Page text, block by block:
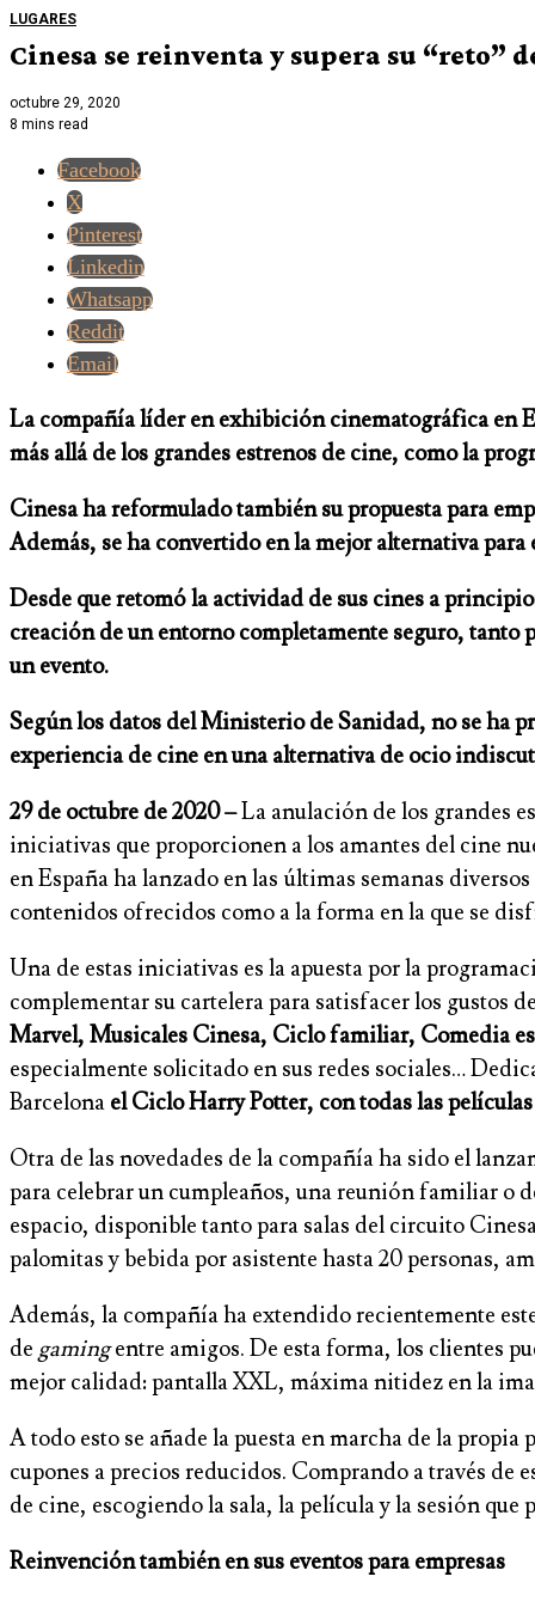
LUGARES
Cinesa se reinventa y supera su “reto”
octubre 29, 2020
8 mins read
Facebook
X
Pinterest
Linkedin
Whatsapp
Reddit
Email
La compañía líder en exhibición cinematográfica en
más allá de los grandes estrenos de cine, como la
Cinesa ha reformulado también su propuesta para
Además, se ha convertido en la mejor alternativa
Desde que retomó la actividad de sus cines a
creación de un entorno completamente seguro, tanto
un evento.
Según los datos del Ministerio de Sanidad, no se ha
experiencia de cine en una alternativa de ocio
29 de octubre de 2020 –La anulación de los grandes
iniciativas que proporcionen a los amantes del cine
en España ha lanzado en las últimas semanas
contenidos ofrecidos como a la forma en la que se
Una de estas iniciativas es la apuesta por la
complementar su cartelera para satisfacer los gustos
Marvel, Musicales Cinesa, Ciclo familiar, Comedia
especialmente solicitado en sus redes sociales…
Barcelona el Ciclo Harry Potter, con todas las
Otra de las novedades de la compañía ha sido el
para celebrar un cumpleaños, una reunión familiar o
espacio, disponible tanto para salas del circuito
palomitas y bebida por asistente hasta 20 personas,
Además, la compañía ha extendido recientemente
de gamingentre amigos. De esta forma, los clientes
mejor calidad: pantalla XXL, máxima nitidez en la
A todo esto se añade la puesta en marcha de la propia
cupones a precios reducidos. Comprando a través de
de cine, escogiendo la sala, la película y la sesión que
Reinvención también en sus eventos para empresas